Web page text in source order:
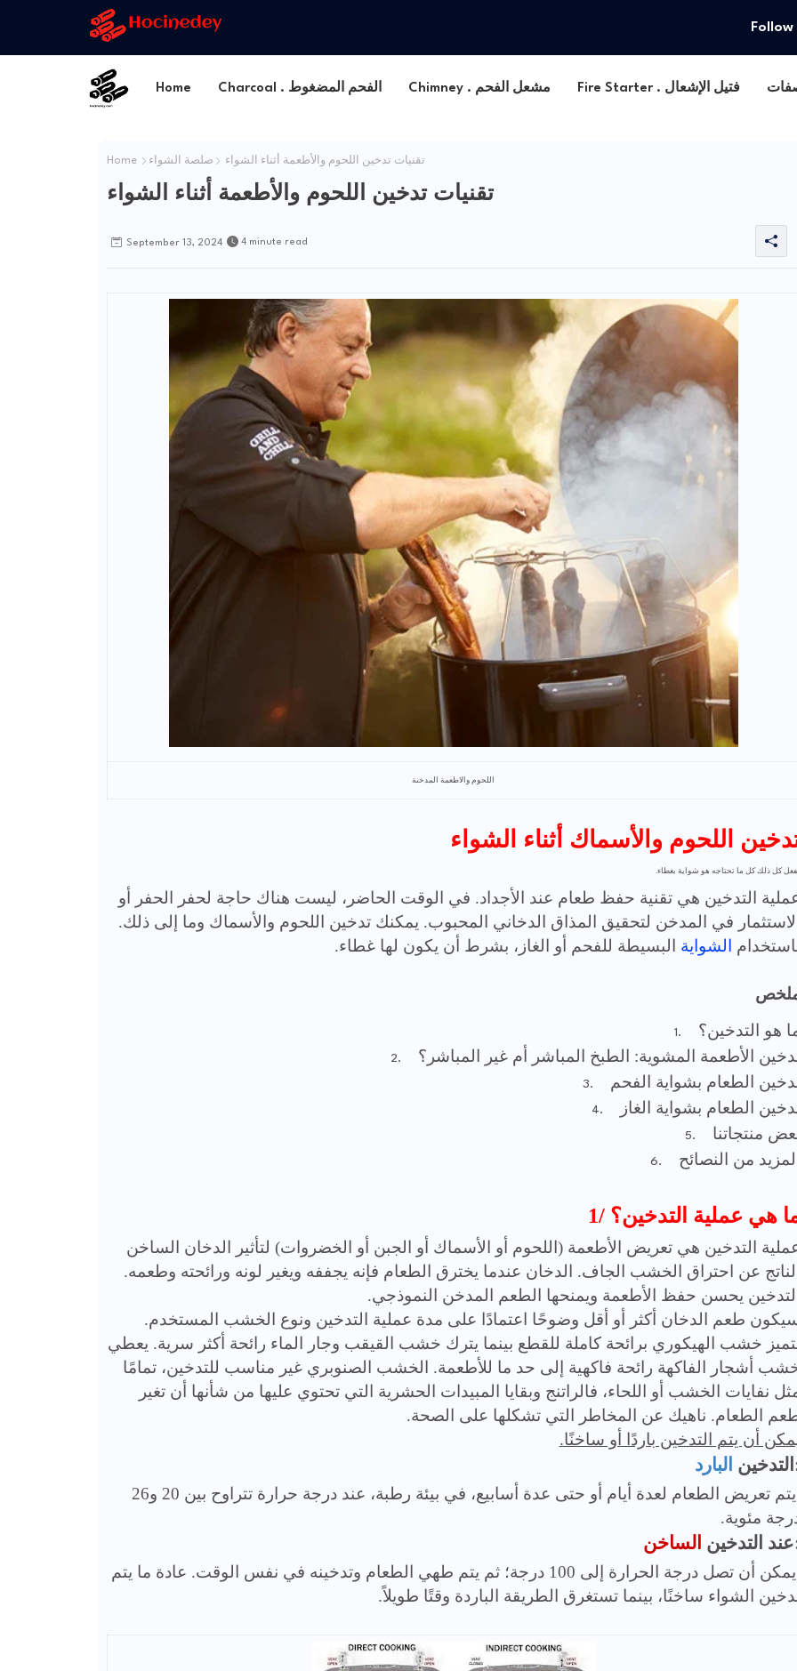
Follow
Home Charcoal . الفحم المضغوط Chimney . مشعل الفحم Fire Starter . فتيل الإشعال
Home صلصة الشواء تقنيات تدخين اللحوم والأطعمة أثناء الشواء
تقنيات تدخين اللحوم والأطعمة أثناء الشواء
September 13, 2024 4 minute read
اللحوم والاطعمة المدخنة
اللحوم والأسماك أثناء الشواء
كل ذلك كل ما تحتاجه هو شواية بغطاء.
التدخين هي تقنية حفظ طعام عند الأجداد. في الوقت الحاضر، ليست هناك حاجة لحفر الحفر أو
الاستثمار في المدخن لتحقيق المذاق الدخاني المحبوب. يمكنك تدخين اللحوم والأسماك وما إلى ذلك.
الشواية البسيطة للفحم أو الغاز، بشرط أن يكون لها غطاء.
هو التدخين؟
الأطعمة المشوية: الطبخ المباشر أم غير المباشر؟
الطعام بشواية الفحم
الطعام بشواية الغاز
منتجاتنا
من النصائح
ما هي عملية التدخين؟
التدخين هي تعريض الأطعمة (اللحوم أو الأسماك أو الجبن أو الخضروات) لتأثير الدخان الساخن
عن احتراق الخشب الجاف. الدخان عندما يخترق الطعام فإنه يجففه ويغير لونه ورائحته وطعمه.
يحسن حفظ الأطعمة ويمنحها الطعم المدخن النموذجي.
طعم الدخان أكثر أو أقل وضوحًا اعتمادًا على مدة عملية التدخين ونوع الخشب المستخدم.
خشب الهيكوري برائحة كاملة للقطع بينما يترك خشب القيقب وجار الماء رائحة أكثر سرية. يعطي
أشجار الفاكهة رائحة فاكهية إلى حد ما للأطعمة. الخشب الصنوبري غير مناسب للتدخين، تمامًا
نفايات الخشب أو اللحاء، فالراتنج وبقايا المبيدات الحشرية التي تحتوي عليها من شأنها أن تغير
الطعام. ناهيك عن المخاطر التي تشكلها على الصحة.
أن يتم التدخين باردًا أو ساخنًا.
التدخين البارد
يتم تعريض الطعام لعدة أيام أو حتى عدة أسابيع، في بيئة رطبة، عند درجة حرارة تتراوح بين 20 و26
مئوية.
عند التدخين الساخن
يمكن أن تصل درجة الحرارة إلى 100 درجة؛ ثم يتم طهي الطعام وتدخينه في نفس الوقت. عادة ما يتم
الشواء ساخنًا، بينما تستغرق الطريقة الباردة وقتًا طويلاً.